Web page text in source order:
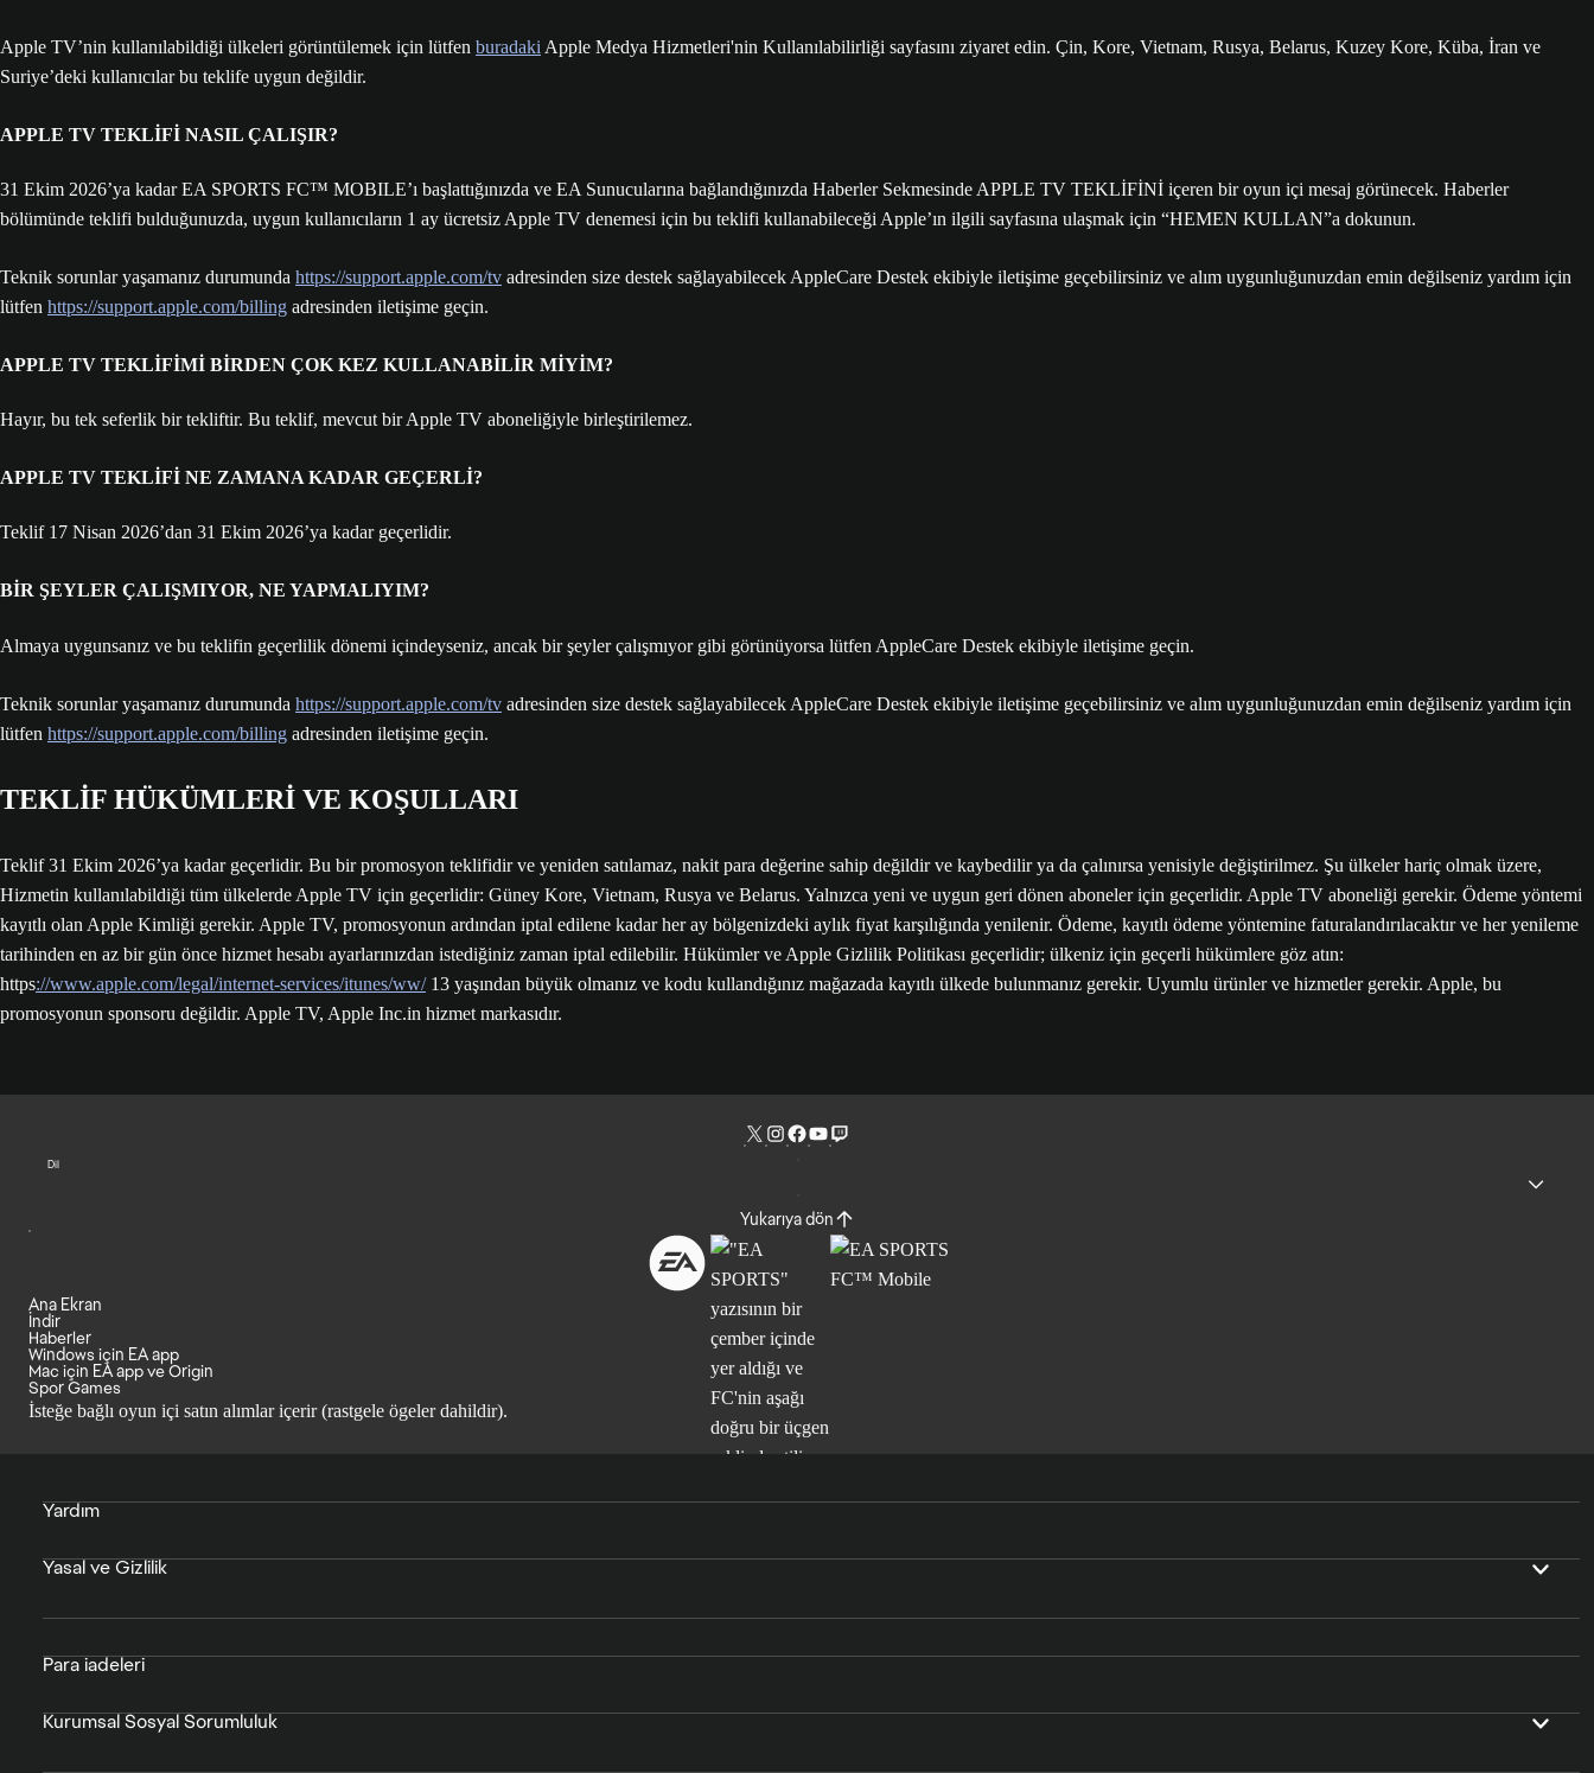
Apple TV’nin kullanılabildiği ülkeleri görüntülemek için lütfen buradaki Apple Medya Hizmetleri'nin Kullanılabilirliği sayfasını ziyaret edin. Çin, Kore, Vietnam, Rusya, Belarus, Kuzey Kore, Küba, İran ve
Suriye’deki kullanıcılar bu teklife uygun değildir.
APPLE TV TEKLİFİ NASIL ÇALIŞIR?
31 Ekim 2026’ya kadar EA SPORTS FC™ MOBILE’ı başlattığınızda ve EA Sunucularına bağlandığınızda Haberler Sekmesinde APPLE TV TEKLİFİNİ içeren bir oyun içi mesaj görünecek. Haberler
bölümünde teklifi bulduğunuzda, uygun kullanıcıların 1 ay ücretsiz Apple TV denemesi için bu teklifi kullanabileceği Apple’ın ilgili sayfasına ulaşmak için “HEMEN KULLAN”a dokunun.
Teknik sorunlar yaşamanız durumunda https://support.apple.com/tv adresinden size destek sağlayabilecek AppleCare Destek ekibiyle iletişime geçebilirsiniz ve alım uygunluğunuzdan emin değilseniz yardım için
lütfen https://support.apple.com/billing adresinden iletişime geçin.
APPLE TV TEKLİFİMİ BİRDEN ÇOK KEZ KULLANABİLİR MİYİM?
Hayır, bu tek seferlik bir tekliftir. Bu teklif, mevcut bir Apple TV aboneliğiyle birleştirilemez.
APPLE TV TEKLİFİ NE ZAMANA KADAR GEÇERLİ?
Teklif 17 Nisan 2026’dan 31 Ekim 2026’ya kadar geçerlidir.
BİR ŞEYLER ÇALIŞMIYOR, NE YAPMALIYIM?
Almaya uygunsanız ve bu teklifin geçerlilik dönemi içindeyseniz, ancak bir şeyler çalışmıyor gibi görünüyorsa lütfen AppleCare Destek ekibiyle iletişime geçin.
Teknik sorunlar yaşamanız durumunda https://support.apple.com/tv adresinden size destek sağlayabilecek AppleCare Destek ekibiyle iletişime geçebilirsiniz ve alım uygunluğunuzdan emin değilseniz yardım için
lütfen https://support.apple.com/billing adresinden iletişime geçin.
TEKLİF HÜKÜMLERİ VE KOŞULLARI
Teklif 31 Ekim 2026’ya kadar geçerlidir. Bu bir promosyon teklifidir ve yeniden satılamaz, nakit para değerine sahip değildir ve kaybedilir ya da çalınırsa yenisiyle değiştirilmez. Şu ülkeler hariç olmak üzere,
Hizmetin kullanılabildiği tüm ülkelerde Apple TV için geçerlidir: Güney Kore, Vietnam, Rusya ve Belarus. Yalnızca yeni ve uygun geri dönen aboneler için geçerlidir. Apple TV aboneliği gerekir. Ödeme yöntemi
kayıtlı olan Apple Kimliği gerekir. Apple TV, promosyonun ardından iptal edilene kadar her ay bölgenizdeki aylık fiyat karşılığında yenilenir. Ödeme, kayıtlı ödeme yöntemine faturalandırılacaktır ve her yenileme
tarihinden en az bir gün önce hizmet hesabı ayarlarınızdan istediğiniz zaman iptal edilebilir. Hükümler ve Apple Gizlilik Politikası geçerlidir; ülkeniz için geçerli hükümlere göz atın:
https://www.apple.com/legal/internet-services/itunes/ww/13 yaşından büyük olmanız ve kodu kullandığınız mağazada kayıtlı ülkede bulunmanız gerekir. Uyumlu ürünler ve hizmetler gerekir. Apple, bu
promosyonun sponsoru değildir. Apple TV, Apple Inc.in hizmet markasıdır.
Dil
Yukarıya dön
Ana Ekran
İndir
Haberler
Windows için EA app
Mac için EA app ve Origin
Spor Games
İsteğe bağlı oyun içi satın alımlar içerir (rastgele ögeler dahildir).
Yardım
Yasal ve Gizlilik
Para iadeleri
Kurumsal Sosyal Sorumluluk